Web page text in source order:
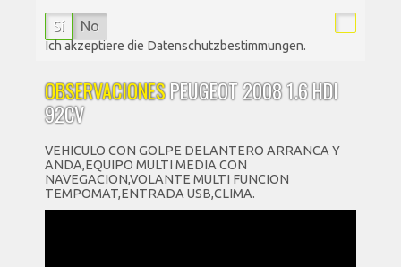
Sí No
Ich akzeptiere die Datenschutzbestimmungen.
OBSERVACIONESPEUGEOT 2008 1.6 HDI
92CV
VEHICULO CON GOLPE DELANTERO ARRANCA Y
ANDA,EQUIPO MULTI MEDIA CON
NAVEGACION,VOLANTE MULTI FUNCION
TEMPOMAT,ENTRADA USB,CLIMA.